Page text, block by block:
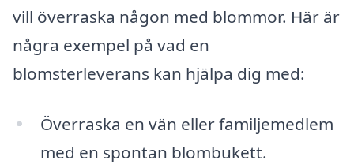
vill överraska någon med blommor. Här är
några exempel på vad en
blomsterleverans kan hjälpa dig med:
Överraska en vän eller familjemedlem
med en spontan blombukett.